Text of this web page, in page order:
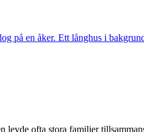
levde ofta stora familjer